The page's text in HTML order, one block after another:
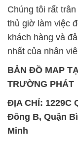
Chúng tôi rất
thủ giờ làm việc
khách hàng và
nhất của nhân
BẢN ĐỒ MAP
TRƯỜNG PHÁT
ĐỊA CHỈ: 1229C
Đông B, Quận
Minh